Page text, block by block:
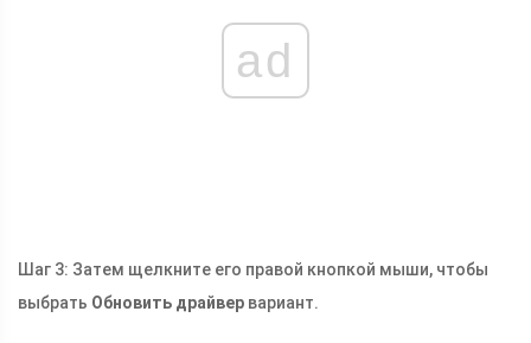
ad
Шаг 3: Затем щелкните его правой кнопкой мыши, чтобы
выбрать Обновить драйвер вариант.